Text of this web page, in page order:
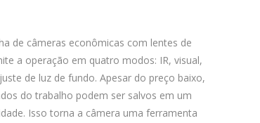
de câmeras econômicas com lentes de
a operação em quatro modos: IR, visual,
de luz de fundo. Apesar do preço baixo,
do trabalho podem ser salvos em um
Isso torna a câmera uma ferramenta